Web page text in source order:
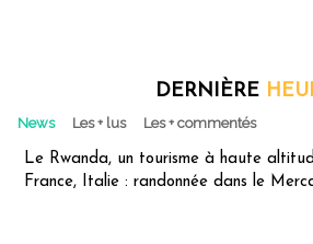
DERNIÈRE
News Les + lus Les + commentés
Le Rwanda, un tourisme à haute
France, Italie : randonnée dans le